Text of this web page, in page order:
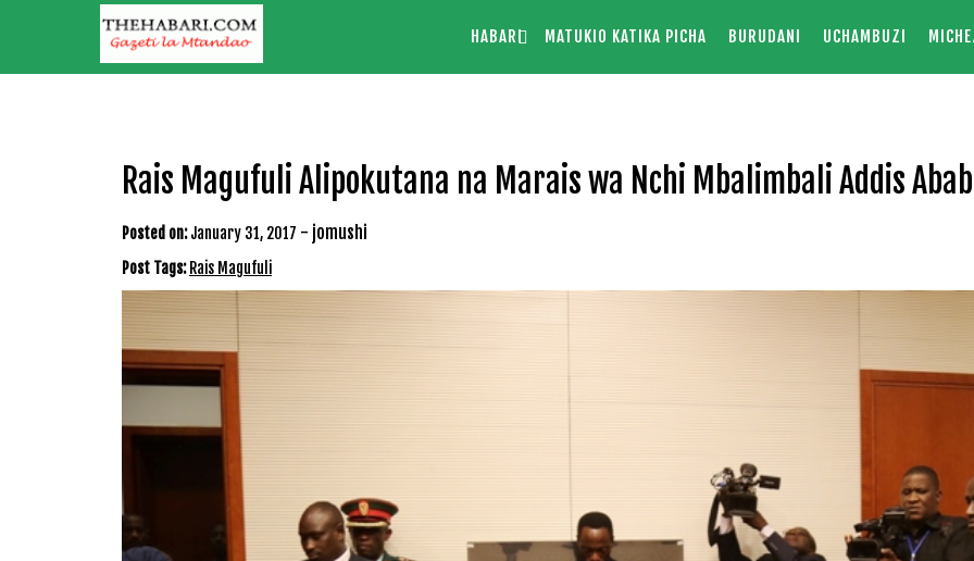
HABARI MATUKIO KATIKA PICHA BURUDANI UCHAMBUZI
Rais Magufuli Alipokutana na Marais wa Nchi Mbalimbali Addis
Posted on: January 31, 2017 - jomushi
Post Tags: Rais Magufuli